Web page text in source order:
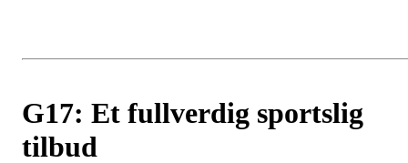
G17: Et fullverdig sportslig
tilbud